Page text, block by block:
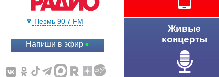
Пермь 90.7 FM
Напиши в эфир
Живые
концерты